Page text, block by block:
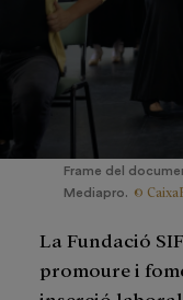
Frame del
Mediapro. ©
La Fundació
promoure i